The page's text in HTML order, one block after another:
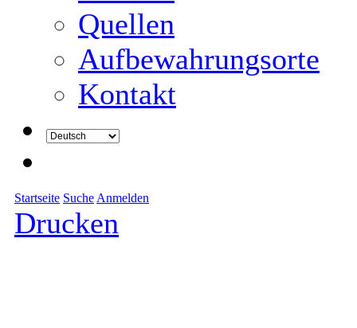
Quellen
Aufbewahrungsorte
Kontakt
Startseite Suche Anmelden
Drucken